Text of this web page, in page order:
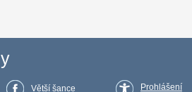
Větší šance Prohlášení